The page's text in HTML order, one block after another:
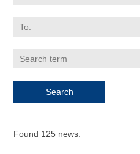
Found 125 news.